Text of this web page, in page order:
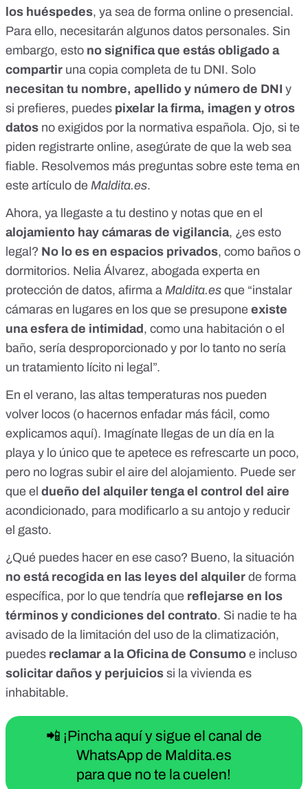
los huéspedes, ya sea de forma online o presencial.
Para ello, necesitarán algunos datos personales. Sin
embargo, esto no significa que estás obligado a
compartir una copia completa de tu DNI. Solo
necesitan tu nombre, apellido y número de DNI y
si prefieres, puedes pixelar la firma, imagen y otros
datos no exigidos por la normativa española. Ojo, si te
piden registrarte online, asegúrate de que la web sea
fiable. Resolvemos más preguntas sobre este tema en
este artículo de Maldita.es.
Ahora, ya llegaste a tu destino y notas que en el
alojamiento hay cámaras de vigilancia, ¿es esto
legal? No lo es en espacios privados, como baños o
dormitorios. Nelia Álvarez, abogada experta en
protección de datos, afirma a Maldita.es que “instalar
cámaras en lugares en los que se presupone existe
una esfera de intimidad, como una habitación o el
baño, sería desproporcionado y por lo tanto no sería
un tratamiento lícito ni legal”.
En el verano, las altas temperaturas nos pueden
volver locos (o hacernos enfadar más fácil, como
explicamos aquí). Imagínate llegas de un día en la
playa y lo único que te apetece es refrescarte un poco,
pero no logras subir el aire del alojamiento. Puede ser
que el dueño del alquiler tenga el control del aire
acondicionado, para modificarlo a su antojo y reducir
el gasto.
¿Qué puedes hacer en ese caso? Bueno, la situación
no está recogida en las leyes del alquiler de forma
específica, por lo que tendría que reflejarse en los
términos y condiciones del contrato. Si nadie te ha
avisado de la limitación del uso de la climatización,
puedes reclamar a la Oficina de Consumo e incluso
solicitar daños y perjuicios si la vivienda es
inhabitable.
📲 ¡Pincha aquí y sigue el canal de
WhatsApp de Maldita.es
para que no te la cuelen!